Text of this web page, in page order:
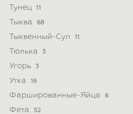
Тунец 11
Тыква 68
Тыквенный-Суп 11
Тюлька 3
Угорь 3
Утка 16
Фаршированные-Яйца 6
Фета 52